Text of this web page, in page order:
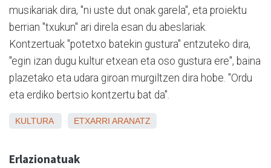
musikariak dira, "ni uste dut onak garela", eta proiektu
berrian "txukun" ari direla esan du abeslariak.
Kontzertuak "potetxo batekin gustura" entzuteko dira,
"egin izan dugu kultur etxean eta oso gustura ere", baina
plazetako eta udara giroan murgiltzen dira hobe. "Ordu
eta erdiko bertsio kontzertu bat da".
KULTURA ETXARRI ARANATZ
Erlazionatuak